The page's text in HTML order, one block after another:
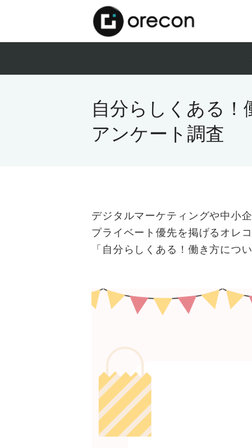
自分らしくある！
アンケート調査
デジタルマーケティングや中小
プライベート優先を掲げるオレ
「自分らしくある！働き方につ